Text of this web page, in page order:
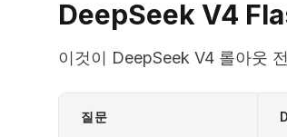
DeepSeek V4
이것이 DeepSeek V4 롤아웃
질문